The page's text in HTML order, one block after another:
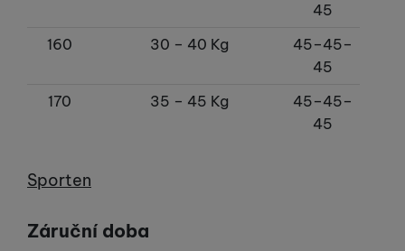
45
160
30 – 40 Kg
45–45–
45
170
35 – 45 Kg
45–45–
45
Výrobce
Sporten
Záruční doba